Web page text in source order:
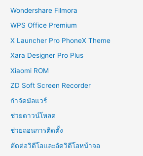
Wondershare Filmora
WPS Office Premium
X Launcher Pro PhoneX Theme
Xara Designer Pro Plus
Xiaomi ROM
ZD Soft Screen Recorder
กำจัดมัลแวร์
ช่วยดาวน์โหลด
ช่วยถอนการติดตั้ง
ตัดต่อวิดีโอและอัดวิดีโอหน้าจอ